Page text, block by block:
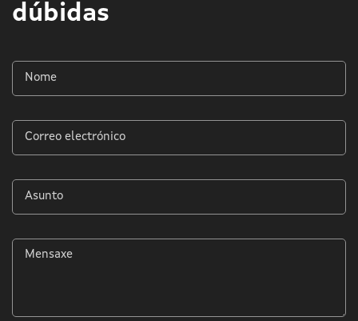
dúbidas
Nome
*
Correo
electrónico
*
Asunto
*
Mensaxe